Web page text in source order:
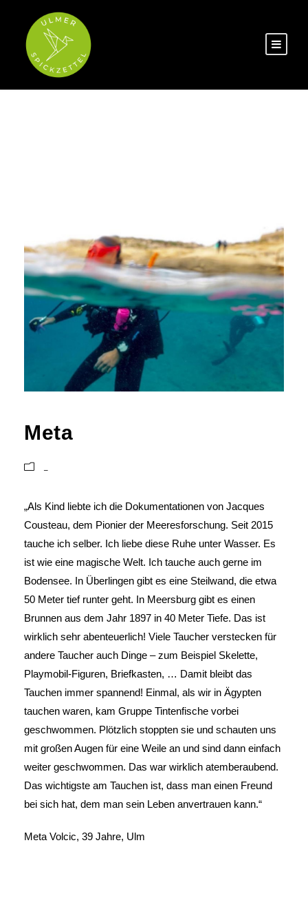
Meta
„Als Kind liebte ich die Dokumentationen von Jacques
Cousteau, dem Pionier der Meeresforschung. Seit 2015
tauche ich selber. Ich liebe diese Ruhe unter Wasser. Es
ist wie eine magische Welt. Ich tauche auch gerne im
Bodensee. In Überlingen gibt es eine Steilwand, die etwa
50 Meter tief runter geht. In Meersburg gibt es einen
Brunnen aus dem Jahr 1897 in 40 Meter Tiefe. Das ist
wirklich sehr abenteuerlich! Viele Taucher verstecken für
andere Taucher auch Dinge – zum Beispiel Skelette,
Playmobil-Figuren, Briefkasten, … Damit bleibt das
Tauchen immer spannend! Einmal, als wir in Ägypten
tauchen waren, kam Gruppe Tintenfische vorbei
geschwommen. Plötzlich stoppten sie und schauten uns
mit großen Augen für eine Weile an und sind dann einfach
weiter geschwommen. Das war wirklich atemberaubend.
Das wichtigste am Tauchen ist, dass man einen Freund
bei sich hat, dem man sein Leben anvertrauen kann.“
Meta Volcic, 39 Jahre, Ulm